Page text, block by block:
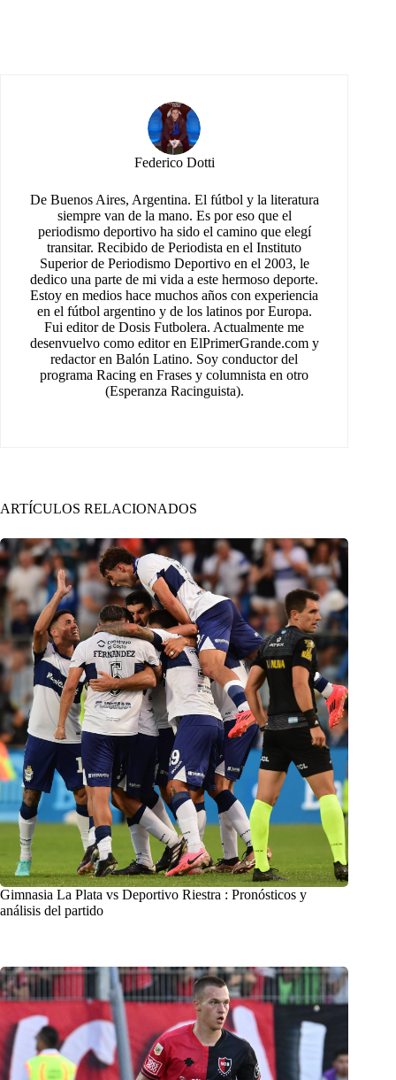
Federico Dotti
De Buenos Aires, Argentina. El fútbol y la literatura
siempre van de la mano. Es por eso que el
periodismo deportivo ha sido el camino que elegí
transitar. Recibido de Periodista en el Instituto
Superior de Periodismo Deportivo en el 2003, le
dedico una parte de mi vida a este hermoso deporte.
Estoy en medios hace muchos años con experiencia
en el fútbol argentino y de los latinos por Europa.
Fui editor de Dosis Futbolera. Actualmente me
desenvuelvo como editor en ElPrimerGrande.com y
redactor en Balón Latino. Soy conductor del
programa Racing en Frases y columnista en otro
(Esperanza Racinguista).
ARTÍCULOS RELACIONADOS
Gimnasia La Plata vs Deportivo Riestra : Pronósticos y
análisis del partido